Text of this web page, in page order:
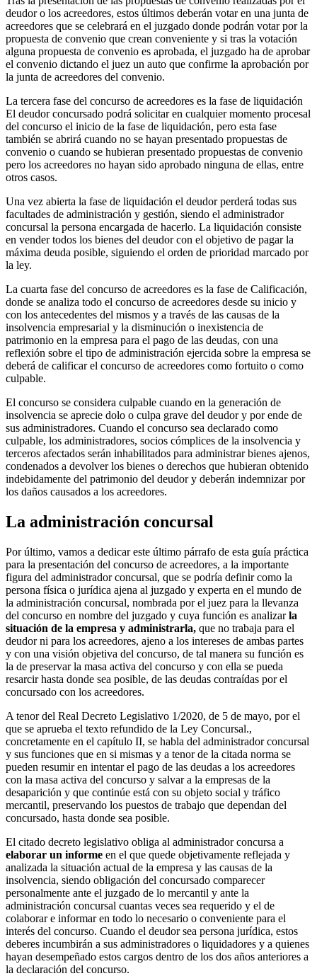
deudor o los acreedores, estos últimos deberán votar en una junta de
acreedores que se celebrará en el juzgado donde podrán votar por la
propuesta de convenio que crean conveniente y si tras la votación
alguna propuesta de convenio es aprobada, el juzgado ha de aprobar
el convenio dictando el juez un auto que confirme la aprobación por
la junta de acreedores del convenio.
La tercera fase del concurso de acreedores es la fase de liquidación
El deudor concursado podrá solicitar en cualquier momento procesal
del concurso el inicio de la fase de liquidación, pero esta fase
también se abrirá cuando no se hayan presentado propuestas de
convenio o cuando se hubieran presentado propuestas de convenio
pero los acreedores no hayan sido aprobado ninguna de ellas, entre
otros casos.
Una vez abierta la fase de liquidación el deudor perderá todas sus
facultades de administración y gestión, siendo el administrador
concursal la persona encargada de hacerlo. La liquidación consiste
en vender todos los bienes del deudor con el objetivo de pagar la
máxima deuda posible, siguiendo el orden de prioridad marcado por
la ley.
La cuarta fase del concurso de acreedores es la fase de Calificación,
donde se analiza todo el concurso de acreedores desde su inicio y
con los antecedentes del mismos y a través de las causas de la
insolvencia empresarial y la disminución o inexistencia de
patrimonio en la empresa para el pago de las deudas, con una
reflexión sobre el tipo de administración ejercida sobre la empresa se
deberá de calificar el concurso de acreedores como fortuito o como
culpable.
El concurso se considera culpable cuando en la generación de
insolvencia se aprecie dolo o culpa grave del deudor y por ende de
sus administradores. Cuando el concurso sea declarado como
culpable, los administradores, socios cómplices de la insolvencia y
terceros afectados serán inhabilitados para administrar bienes ajenos,
condenados a devolver los bienes o derechos que hubieran obtenido
indebidamente del patrimonio del deudor y deberán indemnizar por
los daños causados a los acreedores.
La administración concursal
Por último, vamos a dedicar este último párrafo de esta guía práctica
para la presentación del concurso de acreedores, a la importante
figura del administrador concursal, que se podría definir como la
persona física o jurídica ajena al juzgado y experta en el mundo de
la administración concursal, nombrada por el juez para la llevanza
del concurso en nombre del juzgado y cuya función es analizarla
situación de la empresa y administrarla, que no trabaja para el
deudor ni para los acreedores, ajeno a los intereses de ambas partes
y con una visión objetiva del concurso, de tal manera su función es
la de preservar la masa activa del concurso y con ella se pueda
resarcir hasta donde sea posible, de las deudas contraídas por el
concursado con los acreedores.
A tenor del Real Decreto Legislativo 1/2020, de 5 de mayo, por el
que se aprueba el texto refundido de la Ley Concursal.,
concretamente en el capítulo II, se habla del administrador concursal
y sus funciones que en si mismas y a tenor de la citada norma se
pueden resumir en intentar el pago de las deudas a los acreedores
con la masa activa del concurso y salvar a la empresas de la
desaparición y que continúe está con su objeto social y tráfico
mercantil, preservando los puestos de trabajo que dependan del
concursado, hasta donde sea posible.
El citado decreto legislativo obliga al administrador concursa a
elaborar un informe en el que quede objetivamente reflejada y
analizada la situación actual de la empresa y las causas de la
insolvencia, siendo obligación del concursado comparecer
personalmente ante el juzgado de lo mercantil y ante la
administración concursal cuantas veces sea requerido y el de
colaborar e informar en todo lo necesario o conveniente para el
interés del concurso. Cuando el deudor sea persona jurídica, estos
deberes incumbirán a sus administradores o liquidadores y a quienes
hayan desempeñado estos cargos dentro de los dos años anteriores a
la declaración del concurso.